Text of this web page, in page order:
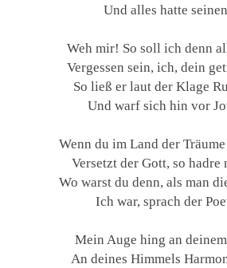
Und alles hatte
Weh mir! So soll ich denn
Vergessen sein, ich, dein
So ließ er laut der Klage
Und warf sich hin vor
Wenn du im Land der
Versetzt der Gott, so
Wo warst du denn, als man
Ich war, sprach der
Mein Auge hing an
An deines Himmels